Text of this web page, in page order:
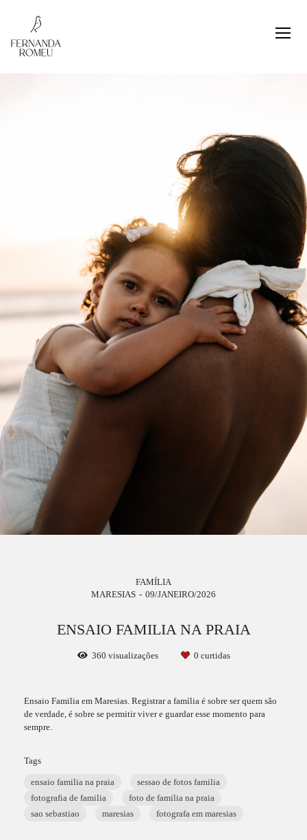
FAMÍLIA
MARESIAS
09/JANEIRO/2026
ENSAIO FAMILIA NA PRAIA
360 visualizações 0 curtidas
Ensaio Familia em Maresias. Registrar a família é sobre ser quem são
de verdade, é sobre se permitir viver e guardar esse momento para
sempre.
Tags
ensaio familia na praia
sessao de fotos familia
fotografia de familia
foto de familia na praia
sao sebastiao
maresias fotografa em maresias